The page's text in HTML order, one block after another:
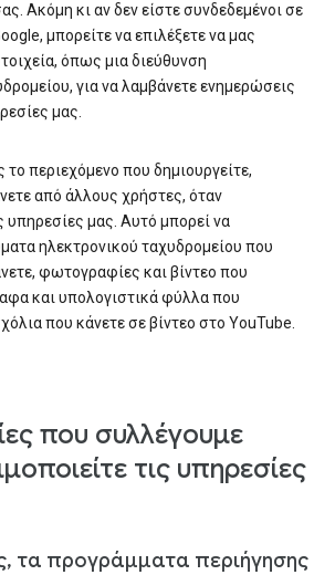
Ακόμη κι αν δεν είστε συνδεδεμένοι σε
μπορείτε να επιλέξετε να μας
όπως μια διεύθυνση
για να λαμβάνετε ενημερώσεις
μας.
περιεχόμενο που δημιουργείτε,
από άλλους χρήστες, όταν
υπηρεσίες μας. Αυτό μπορεί να
ηλεκτρονικού ταχυδρομείου που
φωτογραφίες και βίντεο που
και υπολογιστικά φύλλα που
που κάνετε σε βίντεο στο YouTube.
που συλλέγουμε
τις υπηρεσίες
τα προγράμματα περιήγησης